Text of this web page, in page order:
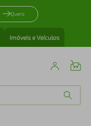
Quero
Imóveis e Veículos